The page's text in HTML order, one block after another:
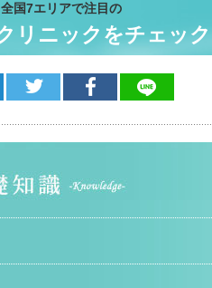
全国7エリアで注目の
リニックをチェック